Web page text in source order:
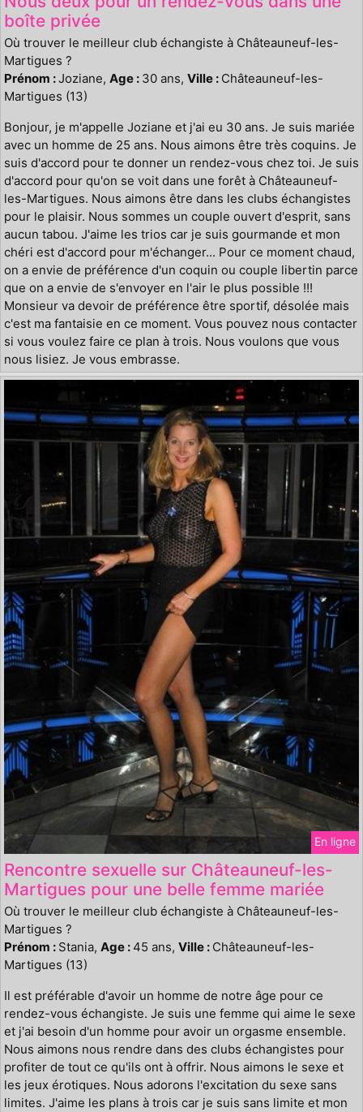
boîte privée
Où trouver le meilleur club échangiste à Châteauneuf-les-
Martigues ?
Prénom :Joziane, Age : 30 ans, Ville : Châteauneuf-les-
Martigues (13)
Bonjour, je m'appelle Joziane et j'ai eu 30 ans. Je suis mariée
avec un homme de 25 ans. Nous aimons être très coquins. Je
suis d'accord pour te donner un rendez-vous chez toi. Je suis
d'accord pour qu'on se voit dans une forêt à Châteauneuf-
les-Martigues. Nous aimons être dans les clubs échangistes
pour le plaisir. Nous sommes un couple ouvert d'esprit, sans
aucun tabou. J'aime les trios car je suis gourmande et mon
chéri est d'accord pour m'échanger... Pour ce moment chaud,
on a envie de préférence d'un coquin ou couple libertin parce
que on a envie de s'envoyer en l'air le plus possible !!!
Monsieur va devoir de préférence être sportif, désolée mais
c'est ma fantaisie en ce moment. Vous pouvez nous contacter
si vous voulez faire ce plan à trois. Nous voulons que vous
nous lisiez. Je vous embrasse.
En ligne
Rencontre sexuelle sur Châteauneuf-les-
Martigues pour une belle femme mariée
Où trouver le meilleur club échangiste à Châteauneuf-les-
Martigues ?
Prénom : Stania, Age : 45 ans, Ville : Châteauneuf-les-
Martigues (13)
Il est préférable d'avoir un homme de notre âge pour ce
rendez-vous échangiste. Je suis une femme qui aime le sexe
et j'ai besoin d'un homme pour avoir un orgasme ensemble.
Nous aimons nous rendre dans des clubs échangistes pour
profiter de tout ce qu'ils ont à offrir. Nous aimons le sexe et
les jeux érotiques. Nous adorons l'excitation du sexe sans
limites. J'aime les plans à trois car je suis sans limite et mon